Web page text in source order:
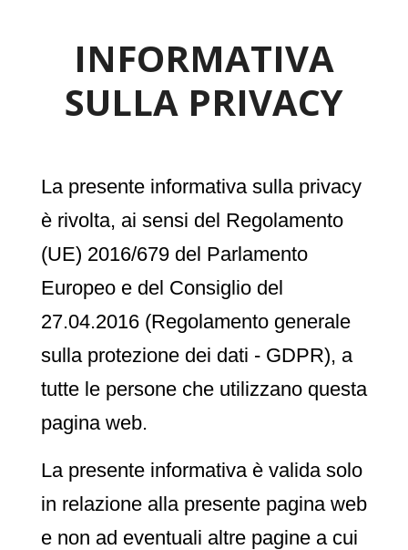
INFORMATIVA
SULLA PRIVACY
La presente informativa sulla privacy
è rivolta, ai sensi del Regolamento
(UE) 2016/679 del Parlamento
Europeo e del Consiglio del
27.04.2016 (Regolamento generale
sulla protezione dei dati - GDPR), a
tutte le persone che utilizzano questa
pagina web.
La presente informativa è valida solo
in relazione alla presente pagina web
e non ad eventuali altre pagine a cui